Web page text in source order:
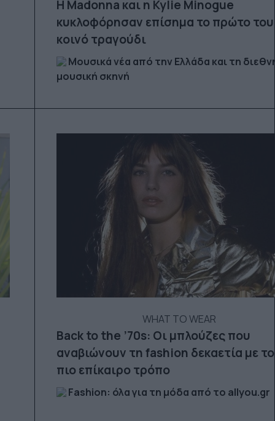
Η Madonna και η Kylie Minogue
κυκλοφόρησαν επίσημα το πρώτο
κοινό τραγούδι
Μουσικά νέα από την Ελλάδα και τη
μουσική σκηνή
WHAT TO WEAR
Back to the ’70s: Οι μπλούζες που
αναβιώνουν τη fashion δεκαετία με
πιο επίκαιρο τρόπο
Fashion: όλα για τη μόδα από το allyou.gr